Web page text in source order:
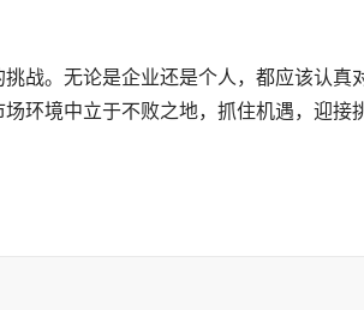
战。无论是企业还是个人，都应该认真
环境中立于不败之地，抓住机遇，迎接